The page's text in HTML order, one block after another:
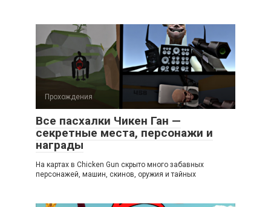
Прохождения
Все пасхалки Чикен Ган —
секретные места, персонажи и
награды
На картах в Chicken Gun скрыто много забавных
персонажей, машин, скинов, оружия и тайных